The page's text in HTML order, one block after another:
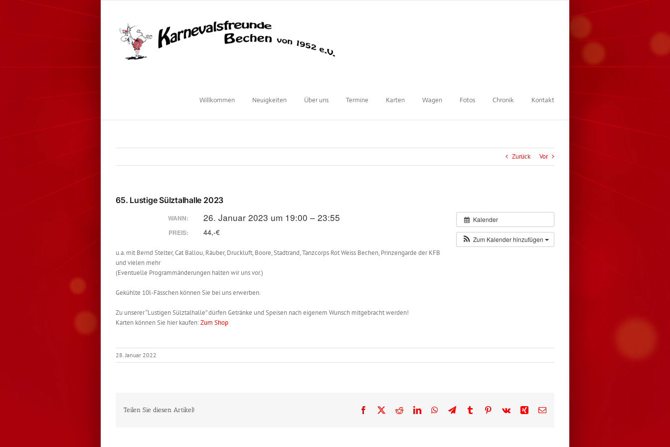
Willkommen Neuigkeiten Über uns Termine Karten Wagen Fotos Chronik Kontakt
Zurück Vor
65. Lustige Sülztalhalle 2023
Kalender
Zum Kalender hinzufügen
WANN: 26. Januar 2023 um 19:00 – 23:55
PREIS: 44,-€
u.a. mit Bernd Stelter, Cat Ballou, Räuber, Druckluft, Boore, Stadtrand, Tanzcorps Rot Weiss Bechen, Prinzengarde der KFB
und vielen mehr
(Eventuelle Programmänderungen halten wir uns vor.)
Gekühlte 10l-Fässchen können Sie bei uns erwerben.
Zu unserer “Lustigen Sülztalhalle” dürfen Getränke und Speisen nach eigenem Wunsch mitgebracht werden!
Karten können Sie hier kaufen:Zum Shop
28. Januar 2022
Teilen Sie diesen Artikel! Facebook
X RedditLinkedInWhatsApp
TelegramTumblrPinterest
Vk Xing E-